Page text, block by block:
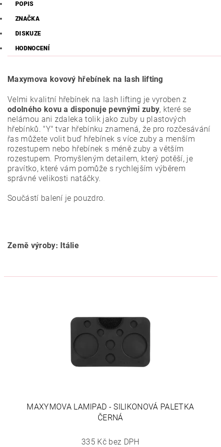
POPIS
ZNAČKA
DISKUZE
HODNOCENÍ
Maxymova kovový hřebínek na lash lifting
Velmi kvalitní hřebínek na lash lifting je vyroben z
odolného kovu a disponuje pevnými zuby, které se
nelámou ani zdaleka tolik jako zuby u plastových
hřebínků. "Y" tvar hřebínku znamená, že pro rozčesávání
řas můžete volit buď hřebínek s více zuby a menším
rozestupem nebo hřebínek s méně zuby a větším
rozestupem. Promyšleným detailem, který potěší, je
pravítko, které vám pomůže s rychlejším výběrem
správné velikosti natáčky.
Součástí balení je pouzdro.
Země výroby: Itálie
MAXYMOVA LAMIPAD - SILIKONOVÁ PALETKA
ČERNÁ
335 Kč bez DPH